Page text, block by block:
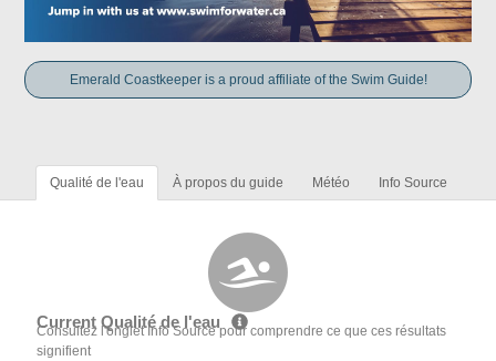
Emerald Coastkeeper is a proud affiliate of the Swim Guide!
Qualité de l'eau À propos du guide Météo Info Source
Current Qualité de l'eau
Consultez l'onglet Info Source pour comprendre ce que ces résultats
signifient